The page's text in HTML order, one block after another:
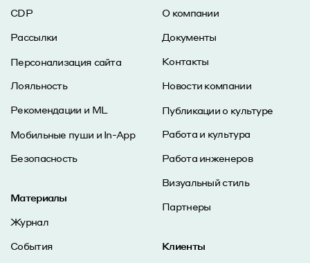
CDP
Рассылки
Персонализация сайта
Лояльность
Рекомендации и ML
Мобильные пуши и In-App
Безопасность
Материалы
Журнал
События
О компании
Документы
Контакты
Новости компании
Публикации о культуре
Работа и культура
Работа инженеров
Визуальный стиль
Партнеры
Клиенты